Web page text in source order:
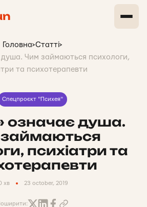
Головна>Статті>
Чим займаються психологи,
та психотерапевти
Спецпроєкт "Психея"
означає душа.
психіатри та
хв 23 october, 2019